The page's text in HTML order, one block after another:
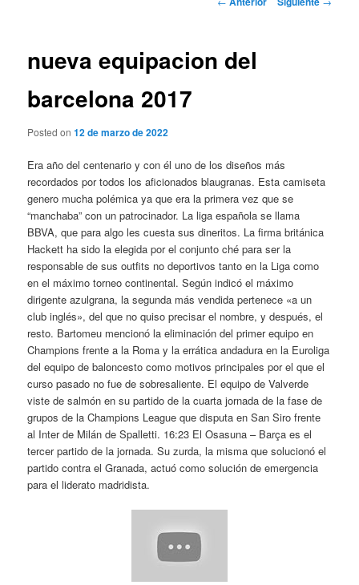
nueva equipacion del
barcelona 2017
Posted on12 de marzo de 2022
Era año del centenario y con él uno de los diseños más
recordados por todos los aficionados blaugranas. Esta camiseta
genero mucha polémica ya que era la primera vez que se
“manchaba” con un patrocinador. La liga española se llama
BBVA, que para algo les cuesta sus dineritos. La firma británica
Hackett ha sido la elegida por el conjunto ché para ser la
responsable de sus outfits no deportivos tanto en la Liga como
en el máximo torneo continental. Según indicó el máximo
dirigente azulgrana, la segunda más vendida pertenece «a un
club inglés», del que no quiso precisar el nombre, y después, el
resto. Bartomeu mencionó la eliminación del primer equipo en
Champions frente a la Roma y la errática andadura en la Euroliga
del equipo de baloncesto como motivos principales por el que el
curso pasado no fue de sobresaliente. El equipo de Valverde
viste de salmón en su partido de la cuarta jornada de la fase de
grupos de la Champions League que disputa en San Siro frente
al Inter de Milán de Spalletti. 16:23 El Osasuna – Barça es el
tercer partido de la jornada. Su zurda, la misma que solucionó el
partido contra el Granada, actuó como solución de emergencia
para el liderato madridista.